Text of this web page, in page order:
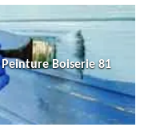
Peinture Boiserie 81